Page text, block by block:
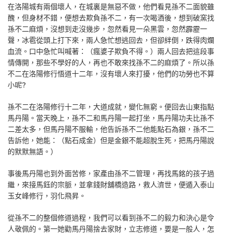
在洛陽城有兩個壞人，在城裏是無惡不做，他們看見孫不二面貌雖
醜，但身材不錯，便想去欺負孫不二，有一次喝酒後，想到破窯找
孫不二麻煩，沒想到走沒幾步，忽然看見一朵黑雲，忽然霹靂一
聲，冰雹從頭上打下來，兩人急忙想逃回去，但卻絆倒，跌得肉爛
血流。口中急忙叫喊著：（瘋婆子欺負不得。）兩人回去把這段事
情傳開，那些不學好的人，再也不敢來找孫不二的麻煩了。所以孫
不二在洛陽修行悟道十二年，沒有壞人來打擾，他們的功勞也不算
小呢?
孫不二在洛陽修行十二年，大道成就，變化無窮。便回去山東指點
馬丹陽。當天晚上，孫不二和馬丹陽一起打坐，馬丹陽功夫比孫不
二差太多，但馬丹陽不服輸，他告訴孫不二他能點石為銀，孫不二
告訴他，她能：（點石成金）但是金銀不能超脫生死，把馬丹陽說
的默默無語。）
事後馬丹陽也到外面苦修，家產由孫不二管理，再找馬銘的孩子過
繼，來接馬鈺的宗脈，並拿錢財舖橋造路，救人濟世，便遁入泰山
玉女峰修行，羽化飛昇。
從孫不二的整個修道過程，我們可以看到孫不二的毅力和決心是令
人敬佩的。第一她勸馬丹陽捨去家財，立志修道，要是一般人，怎